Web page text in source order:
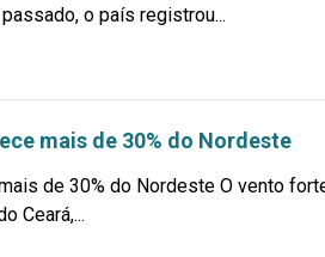
o país registrou...
mais de 30% do Nordeste
de 30% do Nordeste O vento
Ceará,...